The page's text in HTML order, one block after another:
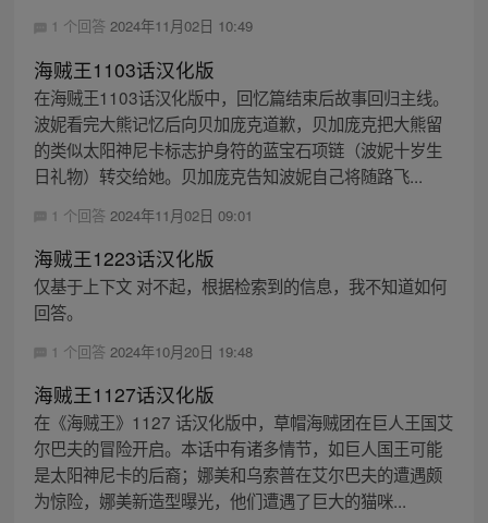
1 个回答 2024年11月02日 10:49
海贼王1103话汉化版
在海贼王1103话汉化版中，回忆篇结束后故事回归主线。
波妮看完大熊记忆后向贝加庞克道歉，贝加庞克把大熊留
的类似太阳神尼卡标志护身符的蓝宝石项链（波妮十岁生
日礼物）转交给她。贝加庞克告知波妮自己将随路飞...
1 个回答 2024年11月02日 09:01
海贼王1223话汉化版
仅基于上下文 对不起，根据检索到的信息，我不知道如何
回答。
1 个回答 2024年10月20日 19:48
海贼王1127话汉化版
在《海贼王》1127 话汉化版中，草帽海贼团在巨人王国艾
尔巴夫的冒险开启。本话中有诸多情节，如巨人国王可能
是太阳神尼卡的后裔；娜美和乌索普在艾尔巴夫的遭遇颇
为惊险，娜美新造型曝光，他们遭遇了巨大的猫咪...